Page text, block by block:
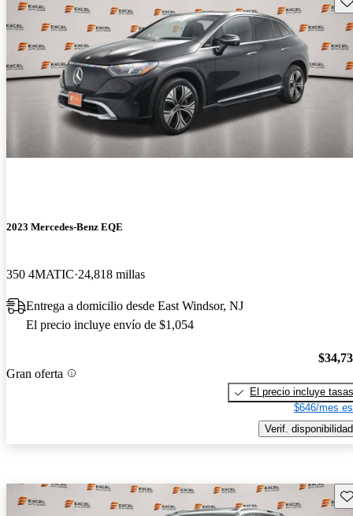
2023 Mercedes-Benz EQE
350 4MATIC 24,818 millas
Entrega a domicilio desde East Windsor, NJ
El precio incluye envío de $1,054
Gran oferta
El precio incluye tasas
$646/mes
Verif. disponibilidad